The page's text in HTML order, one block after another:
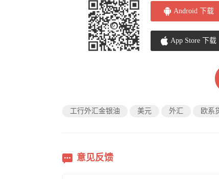
Android 下载
App Store 下载
工行外汇金银油 美元 外汇 欧系
意见反馈